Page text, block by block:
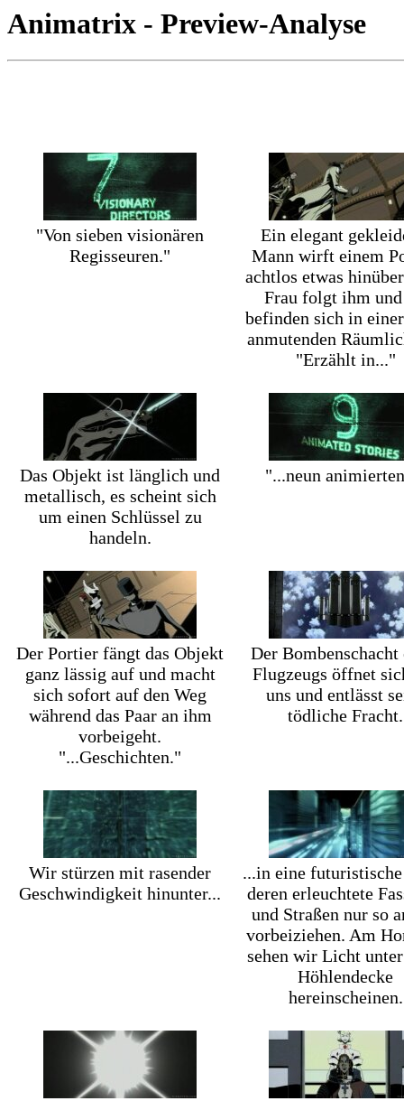
Animatrix - Preview-Analyse
"Von sieben visionären
Regisseuren."
Ein elegant
Mann wirft einem
achtlos etwas
Frau folgt ihm
befinden sich in
anmutenden
"Erzählt in..."
Das Objekt ist länglich und
metallisch, es scheint sich
um einen Schlüssel zu
handeln.
"...neun
Der Portier fängt das Objekt
ganz lässig auf und macht
sich sofort auf den Weg
während das Paar an ihm
vorbeigeht.
"...Geschichten."
Der Bombenschacht
Flugzeugs öffnet
uns und entlässt
tödliche Fracht.
Wir stürzen mit rasender
Geschwindigkeit hinunter...
...in eine
deren erleuchtete
und Straßen nur so
vorbeiziehen. Am
sehen wir Licht
Höhlendecke
hereinscheinen.